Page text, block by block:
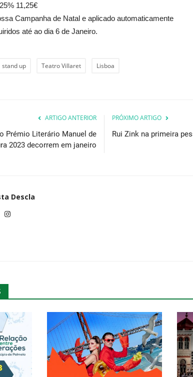
11,25€
Campanha de Natal e aplicado automaticamente
até ao dia 6 de Janeiro.
stand up Teatro Villaret Lisboa
ARTIGO ANTERIOR
Prémio Literário Manuel de
2023 decorrem em janeiro
PRÓXIMO ARTIGO
Rui Zink na primeira
Descla
para visitar até
25, 2023
"Territórios
criatividade
Revista Descla Dez 12,